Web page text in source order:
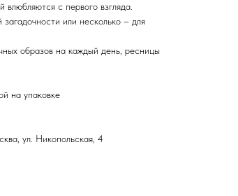
с первого взгляда.
или несколько – для
образов на каждый день, ресницы
на упаковке
ул. Никопольская, 4